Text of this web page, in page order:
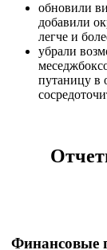
обновили
добавили
легче и
убрали
путаницу в
Финансовые